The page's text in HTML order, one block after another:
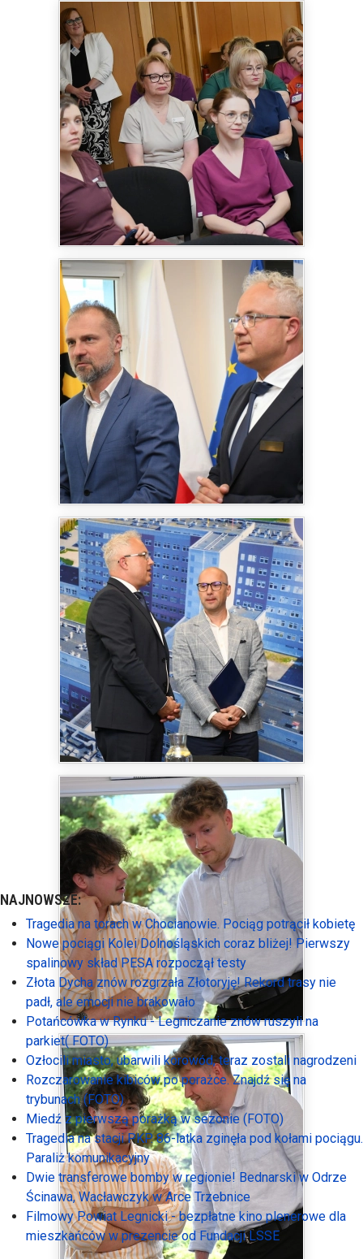
NAJNOWSZE:
Tragedia na torach w Chocianowie. Pociąg potrącił kobietę
Nowe pociągi Kolei Dolnośląskich coraz bliżej! Pierwszy
spalinowy skład PESA rozpoczął testy
Złota Dycha znów rozgrzała Złotoryję! Rekord trasy nie
padł, ale emocji nie brakowało
Potańcówka w Rynku - Legniczanie znów ruszyli na
parkiet( FOTO)
Ozłocili miasto, ubarwili korowód, teraz zostali nagrodzeni
Rozczarowanie kibiców po porażce. Znajdź się na
trybunach (FOTO)
Miedź z pierwszą porażką w sezonie (FOTO)
Tragedia na stacji PKP. 86-latka zginęła pod kołami pociągu.
Paraliż komunikacyjny
Dwie transferowe bomby w regionie! Bednarski w Odrze
Ścinawa, Wacławczyk w Arce Trzebnice
Filmowy Powiat Legnicki - bezpłatne kino plenerowe dla
mieszkańców w prezencie od Fundacji LSSE